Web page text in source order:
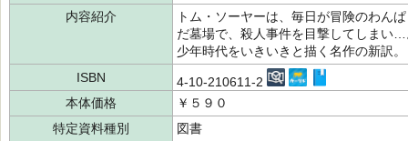
内容紹介
トム・ソーヤーは、毎日が冒険のわん
だ墓場で、殺人事件を目撃してしまい
少年時代をいきいきと描く名作の新訳。
ISBN
4-10-210611-2
本体価格
￥５９０
特定資料種別
図書